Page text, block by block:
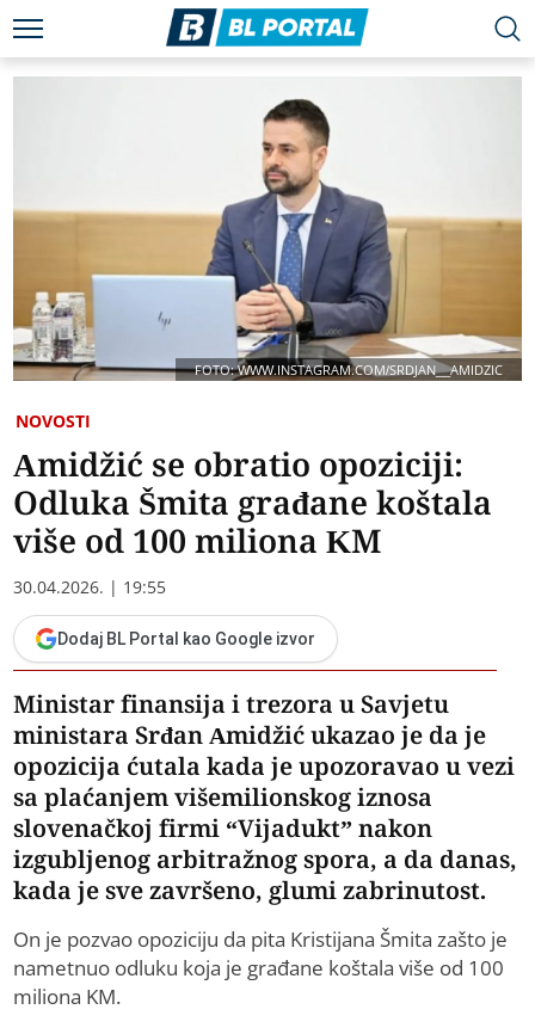
FOTO: WWW.INSTAGRAM.COM/SRDJAN__AMIDZIC
NOVOSTI
Amidžić se obratio opoziciji:
Odluka Šmita građane koštala
više od 100 miliona KM
30.04.2026. | 19:55
Dodaj BL Portal kao Google izvor
Ministar finansija i trezora u Savjetu
ministara Srđan Amidžić ukazao je da je
opozicija ćutala kada je upozoravao u vezi
sa plaćanjem višemilionskog iznosa
slovenačkoj firmi “Vijadukt” nakon
izgubljenog arbitražnog spora, a da danas,
kada je sve završeno, glumi zabrinutost.
On je pozvao opoziciju da pita Kristijana Šmita zašto je
nametnuo odluku koja je građane koštala više od 100
miliona KM.